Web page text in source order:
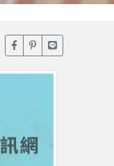
臉書分享(另開新視窗)
噗浪分享(另開新
Line分享(另